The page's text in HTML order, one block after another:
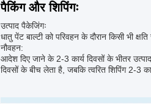
पैकिंग और शिपिंगः
उत्पाद पैकेजिंगः
धातु पेंट बाल्टी को परिवहन के दौरान किसी भी
नौवहन:
आदेश दिए जाने के 2-3 कार्य दिवसों के भीतर
दिवसों के बीच लेता है, जबकि त्वरित शिपिंग 2-